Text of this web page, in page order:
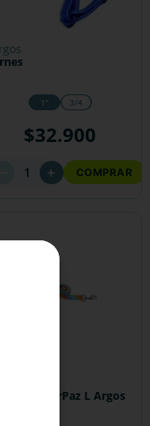
argos
1" 3/4
$32.900
＋ COMPRAR
Correa AmorPaz L Argos